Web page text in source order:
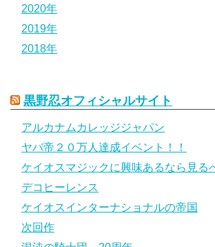
2020年
2019年
2018年
黒野忍オフィシャルサイト
アルカナムカレッジジャパン
ヤバ帝２０万人達成イベント！！
ケイオスマジックに興味あるなら見る
デコヒーレンス
ケイオスインターナショナルの帝国
次回作